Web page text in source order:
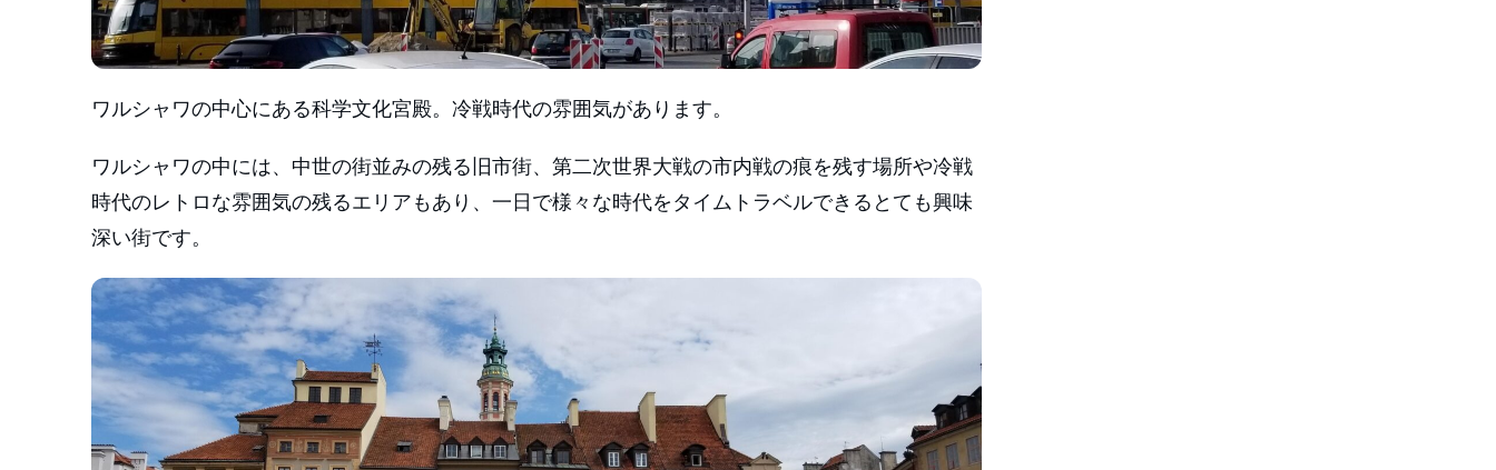
ワルシャワの中心にある科学文化宮殿。冷戦時代の雰囲気があります。
ワルシャワの中には、中世の街並みの残る旧市街、第二次世界大戦の市内戦の痕を残す場所や冷戦
時代のレトロな雰囲気の残るエリアもあり、一日で様々な時代をタイムトラベルできるとても興味
深い街です。